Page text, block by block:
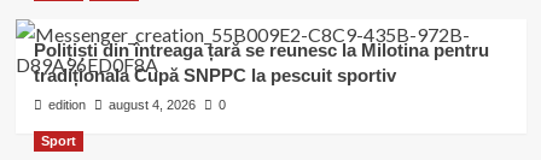
Polițiști din întreaga țară se reunesc la Milotina pentru
tradiționala Cupă SNPPC la pescuit sportiv
edition august 4, 2026 0
Sport